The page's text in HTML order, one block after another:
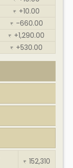
₹ +10.00
₹ -660.00
₹ +1,290.00
₹ +530.00
₹ 152,310